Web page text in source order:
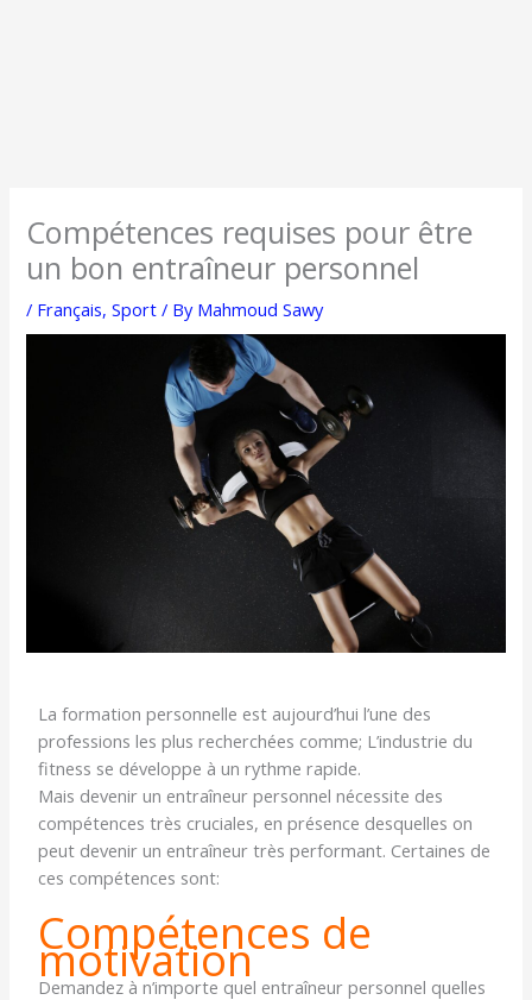
Compétences requises pour être
un bon entraîneur personnel
/ Français,Sport / By Mahmoud Sawy
La formation personnelle est aujourd’hui l’une des
professions les plus recherchées comme; L’industrie du
fitness se développe à un rythme rapide.
Mais devenir un entraîneur personnel nécessite des
compétences très cruciales, en présence desquelles on
peut devenir un entraîneur très performant. Certaines de
ces compétences sont:
Compétences de
motivation
Demandez à n’importe quel entraîneur personnel quelles